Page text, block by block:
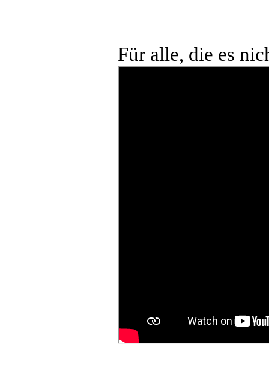
Für alle, die es